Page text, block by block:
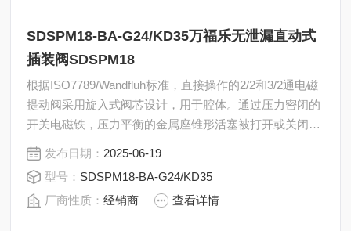
SDSPM18-BA-G24/KD35万福乐无泄漏直动式
插装阀SDSPM18
根据ISO7789/Wandfluh标准，直接操作的2/2和3/2通电磁
提动阀采用旋入式阀芯设计，用于腔体。通过压力密闭的
开关电磁铁，压力平衡的金属座锥形活塞被打开或关闭。
座椅活塞导板是通过一个O型环来密封的。万福乐无泄漏
直动式插装阀SDSPM18-BA-G24/KD35
发布日期： 2025-06-19
型号： SDSPM18-BA-G24/KD35
厂商性质：经销商 查看详情